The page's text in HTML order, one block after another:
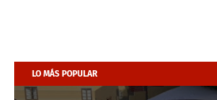
LO MÁS POPULAR